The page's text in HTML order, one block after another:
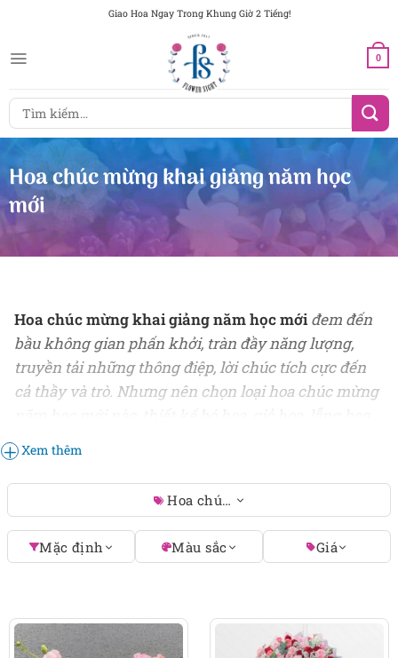
dung
Giao Hoa Ngay Trong Khung Giờ 2 Tiếng!
0
Tìm
kiếm:
Hoa chúc mừng khai giảng năm học
mới
Hoa chúc mừng khai giảng năm học mớiđem đến
bầu không gian phấn khởi, tràn đầy năng lượng,
truyền tải những thông điệp, lời chúc tích cực đến
cả thầy và trò. Nhưng nên chọn loại hoa chúc mừng
hay kệ hoa khai giảng thế nào cho phù hợp?
FlowerSight sẽ giúp bạn giải đáp chi tiết ở ngay dưới
đây nhé!
Xem thêm
Hoa chúc mừng khai giảng năm
Mặc định Màu sắc Giá